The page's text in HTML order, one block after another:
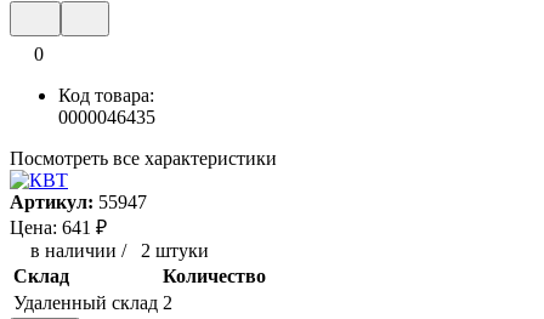
0
Код товара:
0000046435
Посмотреть все характеристики
Артикул: 55947
Цена: 641 ₽
в наличии / 2 штуки
Склад
Количество
Удаленный склад 2